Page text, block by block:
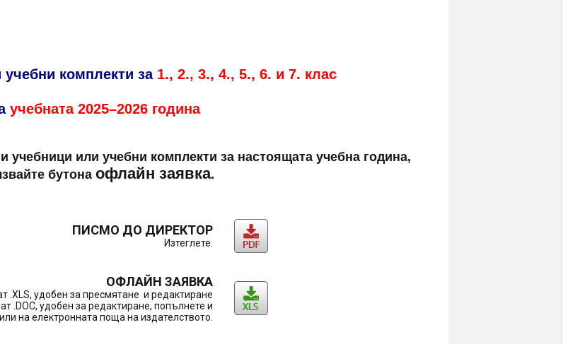
комплекти за 1., 2., 3., 4., 5., 6. и 7. клас
учебната 2025–2026 година
или учебни комплекти за настоящата учебна година,
бутона офлайн заявка.
ПИСМО ДО ДИРЕКТОР
Изтеглете.
ОФЛАЙН ЗАЯВКА
.XLS, удобен за пресмятане и редактиране
.DOC, удобен за редактиране, попълнете и
на електронната поща на издателството.